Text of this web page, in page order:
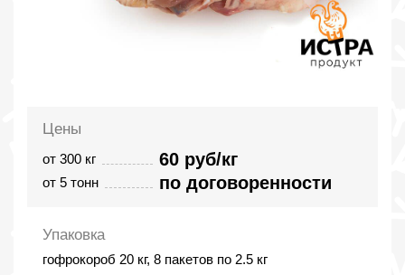
Цены
от 300 кг 60 руб/кг
от 5 тонн по договоренности
Упаковка
гофрокороб 20 кг, 8 пакетов по 2.5 кг